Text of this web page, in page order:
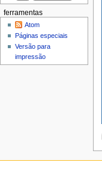
ferramentas
Atom
Páginas especiais
Versão para
impressão